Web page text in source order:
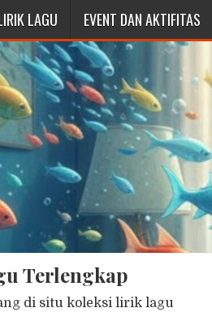
LAGU EVENT DAN AKTIFITAS
Terlengkap
di situ koleksi lirik lagu